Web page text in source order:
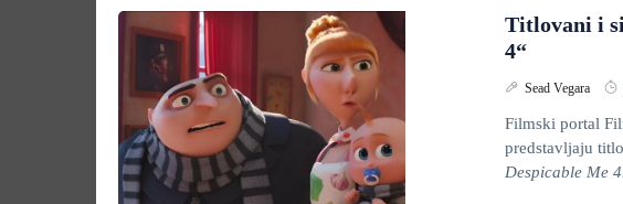
Titlovani i
4“
Sead Vegara
Filmski portal
predstavljaju
Despicable Me